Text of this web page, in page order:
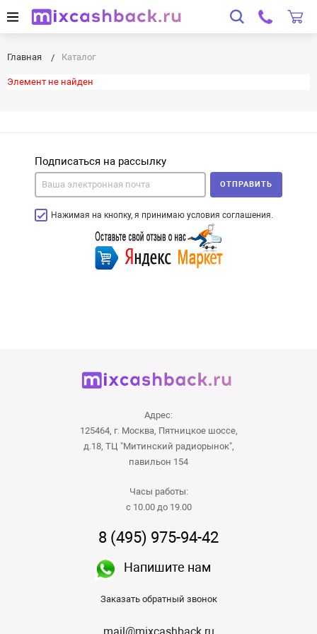
Главная Каталог
Элемент не найден
Подписаться на рассылку
Нажимая на кнопку, я принимаю условия соглашения.
ОТПРАВИТЬ
Адрес:
125464, г. Москва, Пятницкое шоссе,
д.18, ТЦ "Митинский радиорынок",
павильон 154
Часы работы:
с 10.00 до 19.00
8 (495) 975-94-42
Напишите нам
Заказать обратный звонок